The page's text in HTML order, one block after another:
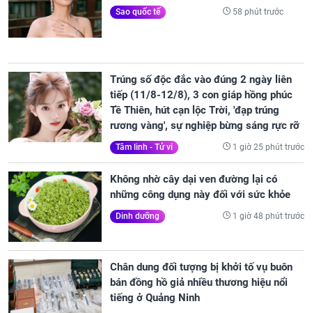
Sao quốc tế 58 phút trước
Trúng số độc đắc vào đúng 2 ngày liên
tiếp (11/8-12/8), 3 con giáp hồng phúc
Tề Thiên, hút cạn lộc Trời, 'đạp trúng
rương vàng', sự nghiệp bừng sáng rực rỡ
Tâm linh - Tử vi 1 giờ 25 phút trước
Không nhờ cây dại ven đường lại có
những công dụng này đối với sức khỏe
Dinh dưỡng 1 giờ 48 phút trước
Chân dung đối tượng bị khởi tố vụ buôn
bán đồng hồ giả nhiều thương hiệu nổi
tiếng ở Quảng Ninh